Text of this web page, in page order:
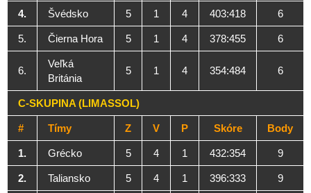
4. Švédsko 5 1 4 403:418 6
5. Čierna Hora 5 1 4 378:455 6
6.
Veľká
Británia
5 1 4 354:484 6
C-SKUPINA (LIMASSOL)
# Tímy Z V P Skóre Body
1. Grécko 5 4 1 432:354 9
2. Taliansko 5 4 1 396:333 9